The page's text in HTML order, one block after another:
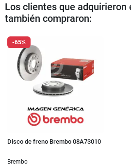
Los clientes que adquirieron
también compraron:
-65%
Disco de freno Brembo 08A73010
Brembo